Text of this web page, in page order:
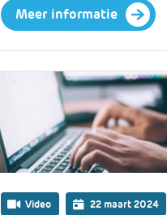
l
e
Meer informatie
Video 22 maart 2024